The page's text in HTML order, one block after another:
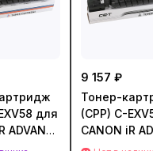
для
ADVANCE
C5850i
9 157 ₽
Тонер-
(CPP) C-
CANON iR
DX C5840i/